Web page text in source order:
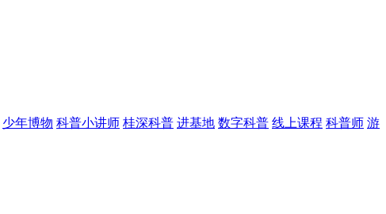
少年博物 科普小讲师 桂深科普 进基地 数字科普 线上课程 科普师 游